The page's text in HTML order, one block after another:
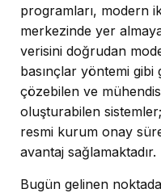
programları, modern
merkezinde yer
verisini doğrudan
basınçlar yöntemi gibi
çözebilen ve
oluşturabilen
resmi kurum onay
avantaj sağlamaktadır.
Bugün gelinen